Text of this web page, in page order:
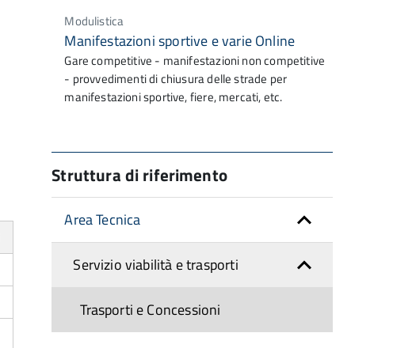
Modulistica
Manifestazioni sportive e varie Online
Gare competitive - manifestazioni non competitive
- provvedimenti di chiusura delle strade per
manifestazioni sportive, fiere, mercati, etc.
Struttura di riferimento
Area Tecnica
Servizio viabilità e trasporti
Trasporti e Concessioni